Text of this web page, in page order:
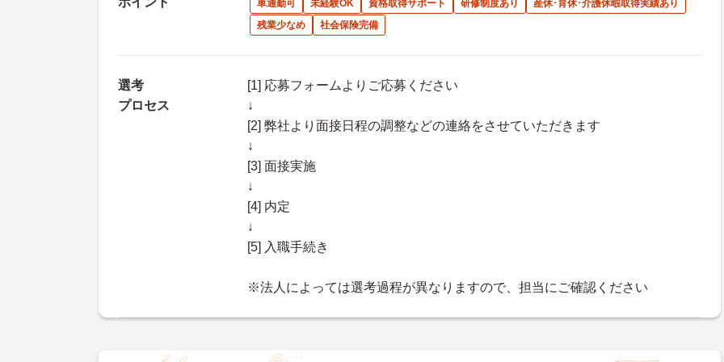
車通勤可 未経験OK 資格取得サポート 研修制度あり
産休･育休･介護休暇取得実績あり
残業少なめ
社会保険完備
選考
プロセス
[1] 応募フォームよりご応募ください
↓
[2] 弊社より面接日程の調整などの連絡をさせていただきます
↓
[3] 面接実施
↓
[4] 内定
↓
[5] 入職手続き
※法人によっては選考過程が異なりますので、担当にご確認ください